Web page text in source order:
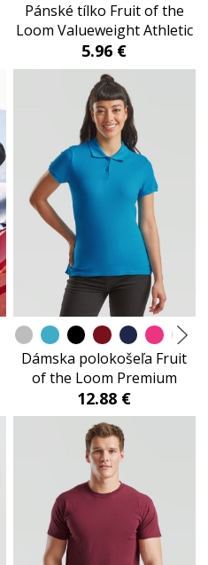
Pánské tílko Fruit of the
Loom Valueweight Athletic
5.96 €
Dámska polokošeľa Fruit
of the Loom Premium
12.88 €